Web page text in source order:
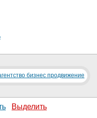
Выделить